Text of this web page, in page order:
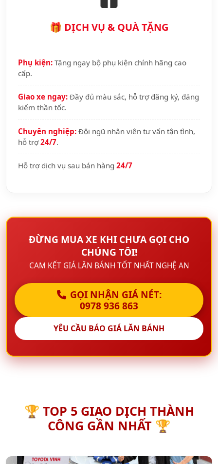
🎁 DỊCH VỤ & QUÀ TẶNG
Phụ kiện: Tặng ngay bộ phụ kiện chính hãng cao
cấp.
Giao xe ngay: Đầy đủ màu sắc, hỗ trợ đăng ký, đăng
kiểm thần tốc.
Chuyên nghiệp: Đội ngũ nhân viên tư vấn tận tình,
hỗ trợ24/7.
Hỗ trợ dịch vụ sau bán hàng 24/7
ĐỪNG MUA XE KHI CHƯA GỌI CHO
CHÚNG TÔI!
CAM KẾT GIÁ LĂN BÁNH TỐT NHẤT NGHỆ AN
GỌI NHẬN GIÁ NÉT:
0978 936 863
YÊU CẦU BÁO GIÁ LĂN BÁNH
🏆 TOP 5 GIAO DỊCH THÀNH
CÔNG GẦN NHẤT 🏆